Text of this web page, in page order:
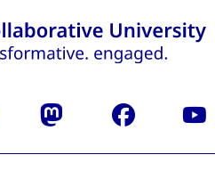
Mastodon Facebook